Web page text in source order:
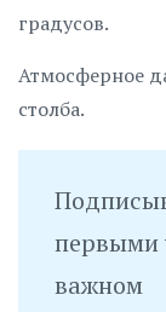
градусов.
Атмосферное
столба.
первыми
важном